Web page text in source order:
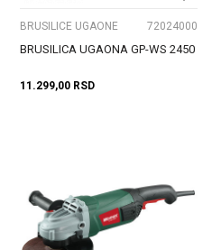
BRUSILICE UGAONE 72024000
BRUSILICA UGAONA GP-WS 2450
11.299,00 RSD